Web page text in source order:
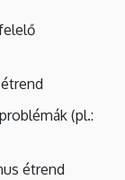
(pl.:
étrend